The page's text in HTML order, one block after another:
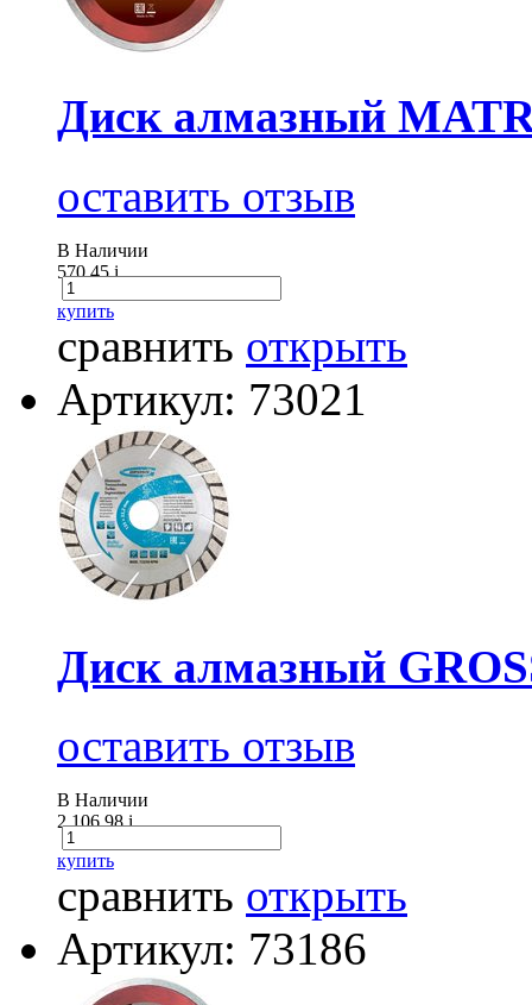
Диск алмазный
оставить отзыв
В Наличии
570.45i
купить
сравнить открыть
Артикул: 73021
Диск алмазный
оставить отзыв
В Наличии
2 106.98i
купить
сравнить открыть
Артикул: 73186